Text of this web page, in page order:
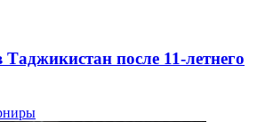
Таджикистан после 11-летнего